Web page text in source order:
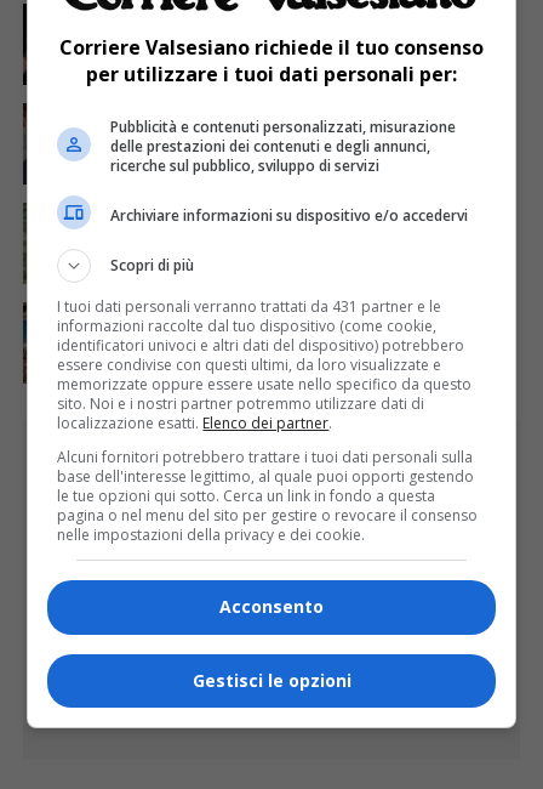
ATTUALITÀ 4 giorni fa
Sabato 8 agosto in piazza a Varallo Gran Galà Lirico
Auguri alla centenaria Piera Rosa Taddia
ATTUALITÀ 5 giorni fa
Siccità, Gattinara chiede il riconoscimento dello
stato di calamità naturale
ATTUALITÀ 4 giorni fa
Concluso il Master Gessi Summer Excellence 2026
Corriere Valsesiano richiede il tuo consenso
per utilizzare i tuoi dati personali per:
Pubblicità e contenuti personalizzati, misurazione
delle prestazioni dei contenuti e degli annunci,
ricerche sul pubblico, sviluppo di servizi
Archiviare informazioni su dispositivo e/o accedervi
Scopri di più
I tuoi dati personali verranno trattati da 431 partner e le
informazioni raccolte dal tuo dispositivo (come cookie,
identificatori univoci e altri dati del dispositivo) potrebbero
essere condivise con questi ultimi, da loro visualizzate e
memorizzate oppure essere usate nello specifico da questo
sito. Noi e i nostri partner potremmo utilizzare dati di
localizzazione esatti. Elenco dei partner.
Alcuni fornitori potrebbero trattare i tuoi dati personali sulla
base dell'interesse legittimo, al quale puoi opporti gestendo
le tue opzioni qui sotto. Cerca un link in fondo a questa
pagina o nel menu del sito per gestire o revocare il consenso
nelle impostazioni della privacy e dei cookie.
Acconsento
Gestisci le opzioni